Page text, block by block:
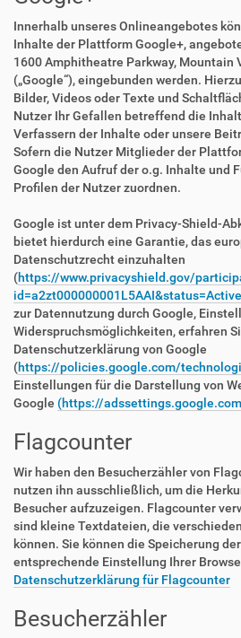
Innerhalb unseres Onlineangebotes
Inhalte der Plattform Google+,
1600 Amphitheatre Parkway, Mountain
(„Google“), eingebunden werden.
Bilder, Videos oder Texte und
Nutzer Ihr Gefallen betreffend die
Verfassern der Inhalte oder unsere
Sofern die Nutzer Mitglieder der
Google den Aufruf der o.g. Inhalte und
Profilen der Nutzer zuordnen.
Google ist unter dem Privacy-Shield-
bietet hierdurch eine Garantie, das
Datenschutzrecht einzuhalten
(https://www.privacyshield.gov/
id=a2zt000000001L5AAI&status=Active
zur Datennutzung durch Google,
Widerspruchsmöglichkeiten, erfahren
Datenschutzerklärung von Google
(https://policies.google.com/
Einstellungen für die Darstellung von
Google (https://
Flagcounter
Wir haben den Besucherzähler von
nutzen ihn ausschließlich, um die
Besucher aufzuzeigen. Flagcounter
sind kleine Textdateien, die
können. Sie können die Speicherung
entsprechende Einstellung Ihrer
Datenschutzerklärung für Flagcounter
Besucherzähler